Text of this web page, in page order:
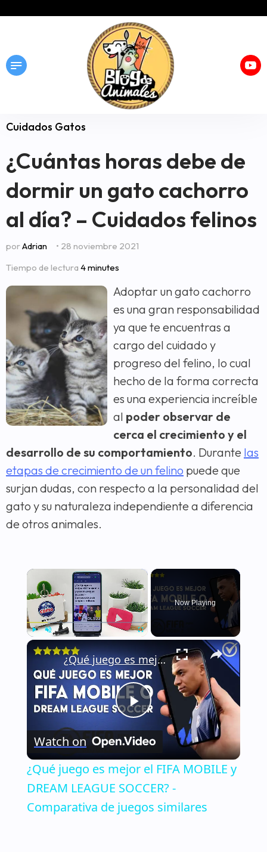
Cuidados Gatos
¿Cuántas horas debe de
dormir un gato cachorro
al día? – Cuidados felinos
porAdrian
• 28 noviembre 2021
Tiempo de lectura 4 minutes
Adoptar un gato cachorro
es una gran responsabilidad
ya que te encuentras a
cargo del cuidado y
progreso del felino, lo cual
hecho de la forma correcta
es una experiencia increíble
al poder observar de
cerca el crecimiento y el
desarrollo de su comportamiento. Durante las
etapas de crecimiento de un felino puede que
surjan dudas, con respecto a la personalidad del
gato y su naturaleza independiente a diferencia
de otros animales.
×
Now Playing
×
Play
Video
¿Qué juego es mejor el FIFA MOBILE y DREAM LEAGUE SOCCER? - Comparativa de juegos similares
Watch on
¿Qué juego es mejor el FIFA MOBILE y
DREAM LEAGUE SOCCER? -
Comparativa de juegos similares